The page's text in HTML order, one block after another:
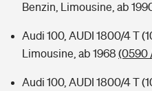
Benzin, Limousine, ab
Audi 100, AUDI 1800/4 T
Limousine, ab 1968 (0590
Audi 100, AUDI 1800/4 T